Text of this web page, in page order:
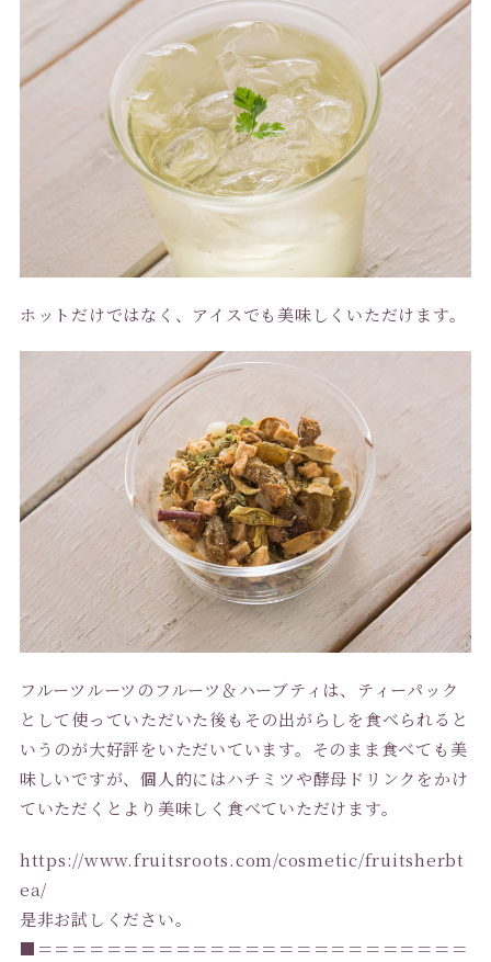
ホットだけではなく、アイスでも美味しくいただけます。
フルーツルーツのフルーツ＆ハーブティは、ティーパック
として使っていただいた後もその出がらしを食べられると
いうのが大好評をいただいています。そのまま食べても美
味しいですが、個人的にはハチミツや酵母ドリンクをかけ
ていただくとより美味しく食べていただけます。
https://www.fruitsroots.com/cosmetic/fruitsherbt
ea/
是非お試しください。
■＝＝＝＝＝＝＝＝＝＝＝＝＝＝＝＝＝＝＝＝＝＝＝＝＝